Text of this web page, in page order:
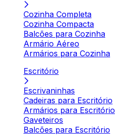
Cozinha Completa
Cozinha Compacta
Balcões para Cozinha
Armário Aéreo
Armários para Cozinha
Escritório
Escrivaninhas
Cadeiras para Escritório
Armários para Escritório
Gaveteiros
Balcões para Escritório